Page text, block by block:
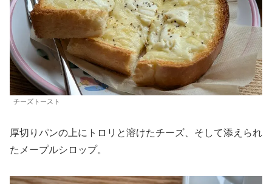
チーズトースト
厚切りパンの上にトロリと溶けたチーズ、そして添えられ
たメープルシロップ。